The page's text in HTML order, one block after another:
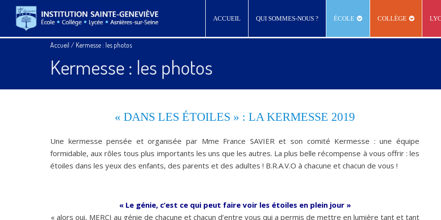
ACCUEIL QUI SOMMES-NOUS ? ÉCOLE COLLÈGE
Accueil / Kermesse : les photos
Kermesse : les photos
« DANS LES ÉTOILES » : LA KERMESSE 2019
Une kermesse pensée et organisée par Mme France SAVIER et son comité Kermesse : une équipe
formidable, aux rôles tous plus importants les uns que les autres. La plus belle récompense à vous offrir : les
étoiles dans les yeux des enfants, des parents et des adultes ! B.R.A.V.O à chacune et chacun de vous !
« Le génie, c’est ce qui peut faire voir les étoiles en plein jour »
« alors oui, MERCI au génie de chacune et chacun d’entre vous qui a permis de mettre en lumière tant et tant